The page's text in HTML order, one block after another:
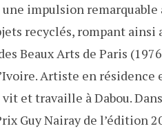
impulsion
recyclés, rompant ainsi
Beaux Arts de Paris
Artiste en résidence
et travaille à Dabou.
Guy Nairay de l’édition